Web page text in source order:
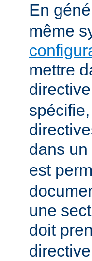
En
même
mettre
directive
dans
est
une
doit